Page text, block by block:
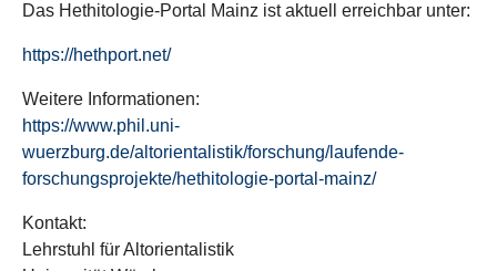
Das Hethitologie-Portal Mainz ist aktuell erreichbar unter:
https://hethport.net/
Weitere Informationen:
https://www.phil.uni-
wuerzburg.de/altorientalistik/forschung/laufende-
forschungsprojekte/hethitologie-portal-mainz/
Kontakt:
Lehrstuhl für Altorientalistik